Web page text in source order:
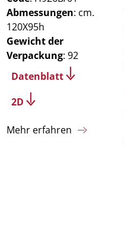
Abmessungen: cm.
120X95h
Gewicht der
Verpackung: 92
Datenblatt
2D
Mehr erfahren